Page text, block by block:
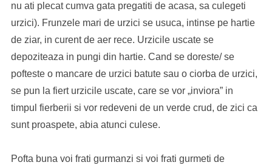
nu ati plecat cumva gata pregatiti de acasa, sa culegeti
urzici). Frunzele mari de urzici se usuca, intinse pe hartie
de ziar, in curent de aer rece. Urzicile uscate se
depoziteaza in pungi din hartie. Cand se doreste/ se
pofteste o mancare de urzici batute sau o ciorba de urzici,
se pun la fiert urzicile uscate, care se vor „inviora” in
timpul fierberii si vor redeveni de un verde crud, de zici ca
sunt proaspete, abia atunci culese.
Pofta buna voi frati gurmanzi si voi frati gurmeti de